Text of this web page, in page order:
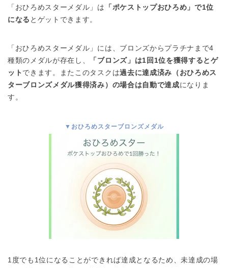
「おひろめスターメダル」は
「ポケストップおひろめ」で1位
になる とゲットできます。
「おひろめスターメダル」には、ブロンズからプラチナまで4
種類のメダルが存在し、
「ブロンズ」は1回1位を獲得するとゲ
ット できます。またこのタスクは過去に達成済み（おひろめス
ターブロンズメダル獲得済み）の場合は自動で達成になりま
す。
▼おひろめスターブロンズメダル
1度でも1位になることができれば達成となるため、未達成の場